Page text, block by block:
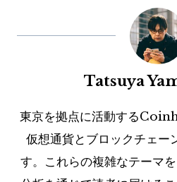
Tatsuya
東京を拠点に活動する
仮想通貨とブロックチェー
す。これらの複雑なテーマ